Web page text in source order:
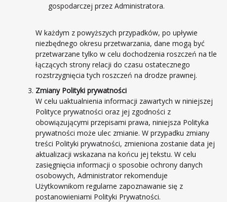
gospodarczej przez Administratora.
W każdym z powyższych przypadków, po upływie
niezbędnego okresu przetwarzania, dane mogą być
przetwarzane tylko w celu dochodzenia roszczeń na tle
łączących strony relacji do czasu ostatecznego
rozstrzygnięcia tych roszczeń na drodze prawnej.
Zmiany Polityki prywatności
W celu uaktualnienia informacji zawartych w niniejszej
Polityce prywatności oraz jej zgodności z
obowiązującymi przepisami prawa, niniejsza Polityka
prywatności może ulec zmianie. W przypadku zmiany
treści Polityki prywatności, zmieniona zostanie data jej
aktualizacji wskazana na końcu jej tekstu. W celu
zasięgnięcia informacji o sposobie ochrony danych
osobowych, Administrator rekomenduje
Użytkownikom regularne zapoznawanie się z
postanowieniami Polityki Prywatności.